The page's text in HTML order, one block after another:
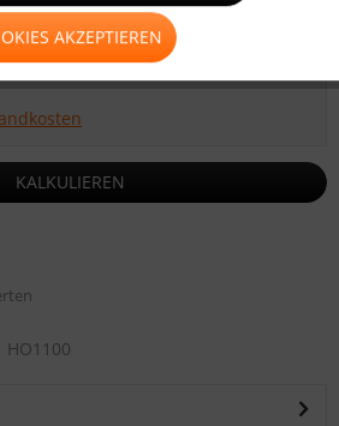
Gesamtsumme:
KALKULIEREN
HO1100
AKZEPTIEREN